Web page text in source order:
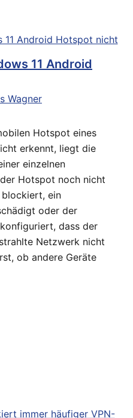
11 Android
Wagner
Hotspot eines
erkennt, liegt die
einzelnen
Hotspot noch nicht
blockiert, ein
oder der
dass der
Netzwerk nicht
ob andere Geräte